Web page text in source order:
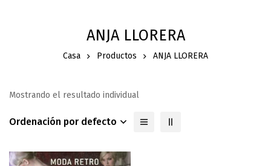
ANJA LLORERA
Casa Productos ANJA LLORERA
Mostrando el resultado individual
Ordenación por defecto